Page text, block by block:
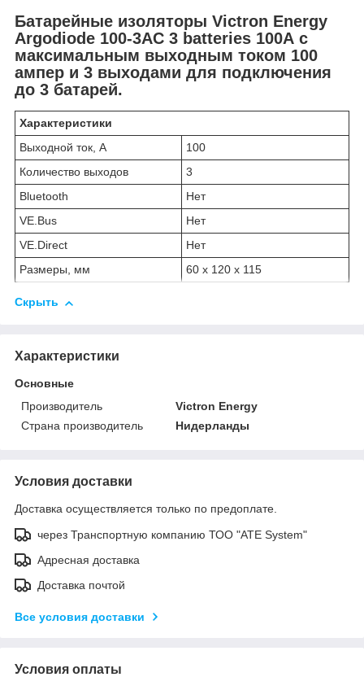
Батарейные изоляторы Victron Energy
Argodiode 100-3AC 3 batteries 100A с
максимальным выходным током 100
ампер и 3 выходами для подключения
до 3 батарей.
Характеристики
Выходной ток, А
100
Количество выходов
3
Bluetooth
Нет
VE.Bus
Нет
VE.Direct
Нет
Размеры, мм
60 x 120 x 115
Скрыть
Характеристики
Основные
Производитель
Victron Energy
Страна производитель
Нидерланды
Условия доставки
Доставка осуществляется только по предоплате.
через Транспортную компанию ТОО "ATE System"
Адресная доставка
Доставка почтой
Все условия доставки
Условия оплаты